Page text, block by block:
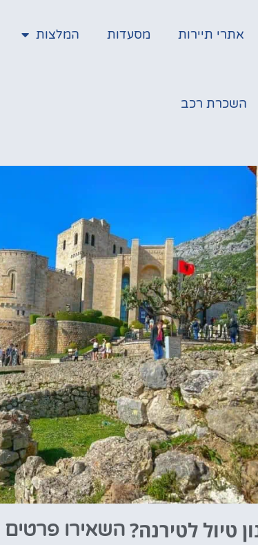
אתרי תיירות מסעדות המלצות
השכרת רכב
טיול לטירנה? השאירו פרטים